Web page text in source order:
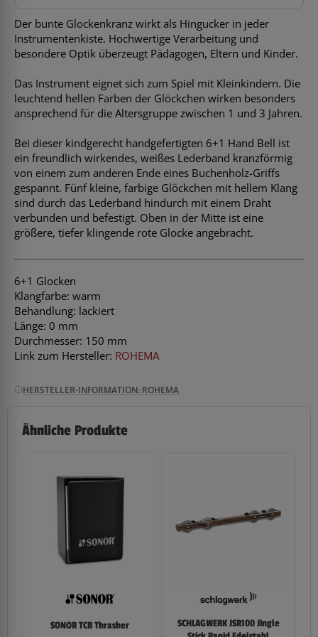
Der bunte Glockenkranz wirkt als Hingucker in jeder
Instrumentenkiste. Hochwertige Verarbeitung und
besondere Optik überzeugt Pädagogen, Eltern und Kinder.
Das Instrument eignet sich zum Spiel mit Kleinkindern. Die
leuchtend hellen Farben der Glöckchen wirken besonders
ansprechend für die Altersgruppe zwischen 1 und 3 Jahren.
Bei dieser kindgerecht handgefertigten 6+1 Hand Bell ist
ein freundlich wirkendes, weißes Lederband kranzförmig
von einem zum anderen Ende eines Buchenholz-Griffs
gespannt. Fünf kleine, farbige Glöckchen mit hellem Klang
sind durch das Lederband hindurch mit einem Draht
verbunden und befestigt. Oben in der Mitte ist eine
größere, tiefer klingende rote Glocke angebracht.
6+1 Glocken
Klangfarbe: warm
Behandlung: lackiert
Länge: 0 mm
Durchmesser: 150 mm
Link zum Hersteller: ROHEMA
HERSTELLER-INFORMATION: ROHEMA
Ähnliche Produkte
SONOR TCB Thrasher
SCHLAGWERK JSR100 Jingle